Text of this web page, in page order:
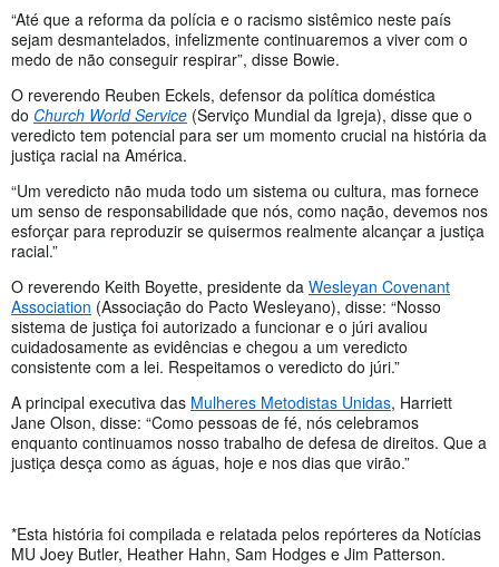
“Até que a reforma da polícia e o racismo sistêmico neste país
sejam desmantelados, infelizmente continuaremos a viver com o
medo de não conseguir respirar”, disse Bowie.
O reverendo Reuben Eckels, defensor da política doméstica
do Church World Service (Serviço Mundial da Igreja), disse que o
veredicto tem potencial para ser um momento crucial na história da
justiça racial na América.
“Um veredicto não muda todo um sistema ou cultura, mas fornece
um senso de responsabilidade que nós, como nação, devemos nos
esforçar para reproduzir se quisermos realmente alcançar a justiça
racial.”
O reverendo Keith Boyette, presidente da Wesleyan Covenant
Association (Associação do Pacto Wesleyano), disse: “Nosso
sistema de justiça foi autorizado a funcionar e o júri avaliou
cuidadosamente as evidências e chegou a um veredicto
consistente com a lei. Respeitamos o veredicto do júri.”
A principal executiva das Mulheres Metodistas Unidas, Harriett
Jane Olson, disse: “Como pessoas de fé, nós celebramos
enquanto continuamos nosso trabalho de defesa de direitos. Que a
justiça desça como as águas, hoje e nos dias que virão.”
*Esta história foi compilada e relatada pelos repórteres da Notícias
MU Joey Butler, Heather Hahn, Sam Hodges e Jim Patterson.